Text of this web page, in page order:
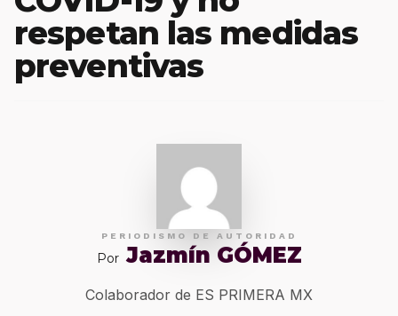
respetan las medidas
preventivas
PERIODISMO DE AUTORIDAD
Por Jazmín GÓMEZ
Colaborador de ES PRIMERA MX